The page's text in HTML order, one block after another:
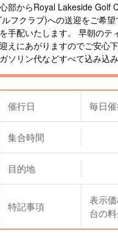
部からRoyal Lakeside Golf
フクラブ)への送迎をご希
手配いたします。 早朝のテ
えにあがりますのでご安心
ソリン代などすべて込み込み
催行日 毎日
集合時間
目的地
特記事項
表示
台の